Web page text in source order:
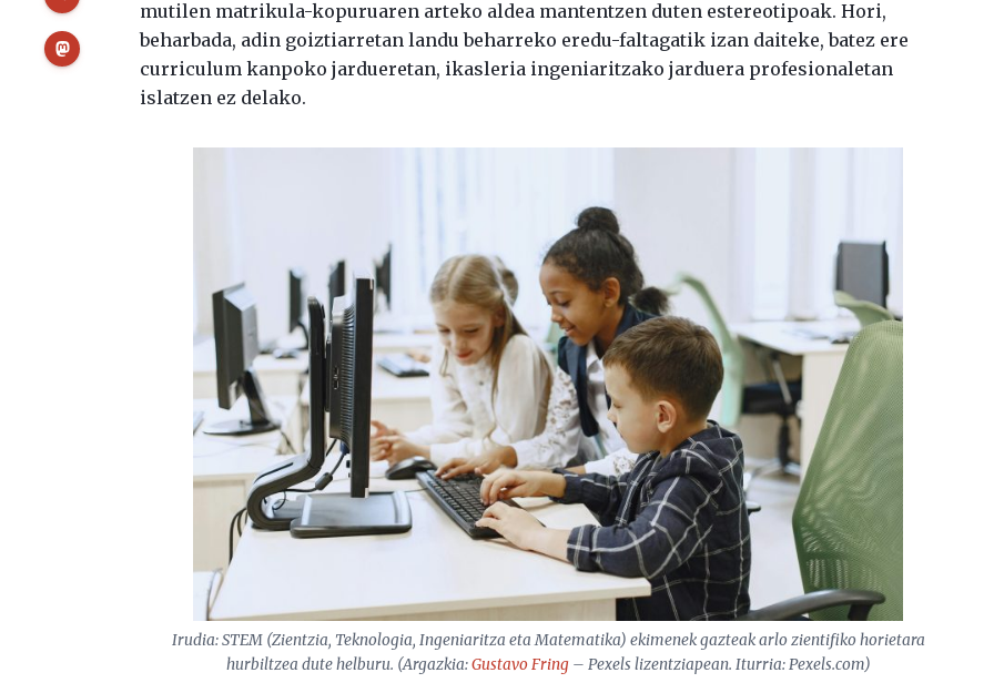
mutilen matrikula-kopuruaren arteko aldea mantentzen duten estereotipoak. Hori,
beharbada, adin goiztiarretan landu beharreko eredu-faltagatik izan daiteke, batez ere
curriculum kanpoko jardueretan, ikasleria ingeniaritzako jarduera profesionaletan
islatzen ez delako.
Irudia: STEM (Zientzia, Teknologia, Ingeniaritza eta Matematika) ekimenek gazteak arlo zientifiko horietara
hurbiltzea dute helburu. (Argazkia:Gustavo Fring– Pexels lizentziapean. Iturria: Pexels.com)